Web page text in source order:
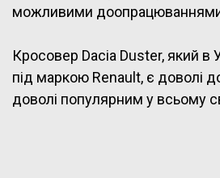
можливими
Кросовер Dacia Duster, який в
під маркою Renault, є доволі
доволі популярним у всьому